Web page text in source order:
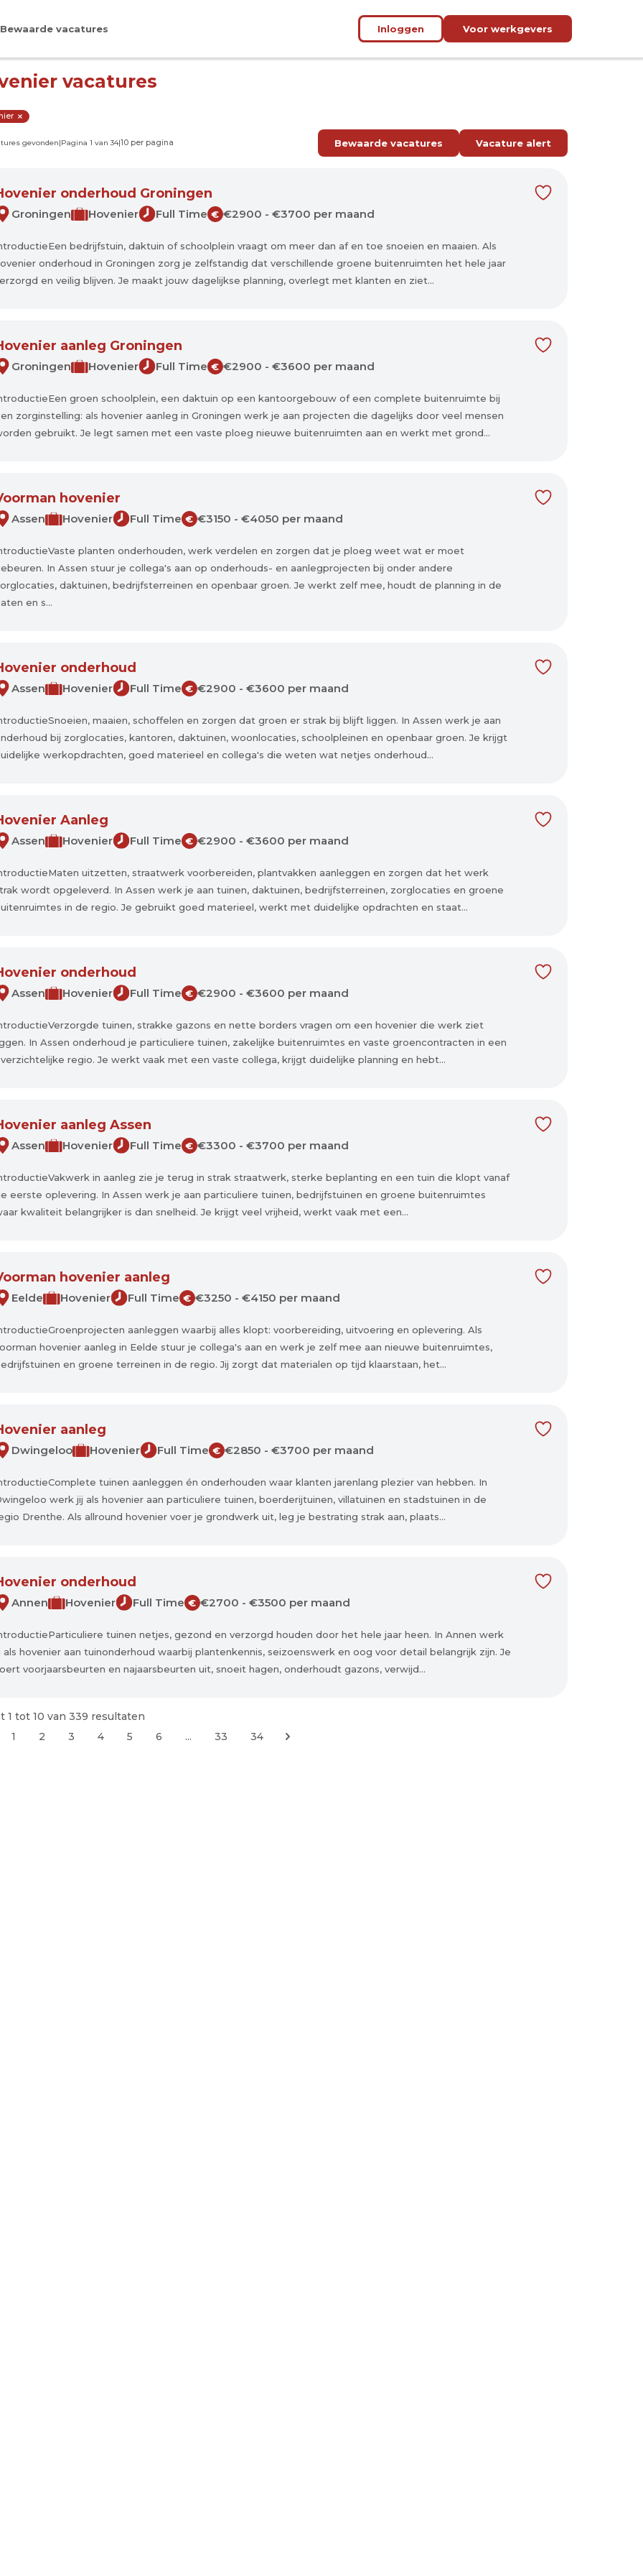
Bewaarde vacatures Inloggen Voor werkgevers
vacatures
gevonden|Pagina 1 van 34| Bewaarde vacatures Vacature alert
onderhoud Groningen
Groningen Hovenier Full Time € €2900 - €3700 per maand
bedrijfstuin, daktuin of schoolplein vraagt om meer dan af en toe snoeien en maaien. Als
onderhoud in Groningen zorg je zelfstandig dat verschillende groene buitenruimten het hele jaar
en veilig blijven. Je maakt jouw dagelijkse planning, overlegt met klanten en ziet...
aanleg Groningen
Groningen Hovenier Full Time € €2900 - €3600 per maand
groen schoolplein, een daktuin op een kantoorgebouw of een complete buitenruimte bij
zorginstelling: als hovenier aanleg in Groningen werk je aan projecten die dagelijks door veel mensen
gebruikt. Je legt samen met een vaste ploeg nieuwe buitenruimten aan en werkt met grond...
hovenier
Assen Hovenier Full Time € €3150 - €4050 per maand
planten onderhouden, werk verdelen en zorgen dat je ploeg weet wat er moet
In Assen stuur je collega's aan op onderhouds- en aanlegprojecten bij onder andere
daktuinen, bedrijfsterreinen en openbaar groen. Je werkt zelf mee, houdt de planning in de
en s...
onderhoud
Assen Hovenier Full Time € €2900 - €3600 per maand
maaien, schoffelen en zorgen dat groen er strak bij blijft liggen. In Assen werk je aan
bij zorglocaties, kantoren, daktuinen, woonlocaties, schoolpleinen en openbaar groen. Je krijgt
werkopdrachten, goed materieel en collega's die weten wat netjes onderhoud...
Aanleg
Assen Hovenier Full Time € €2900 - €3600 per maand
uitzetten, straatwerk voorbereiden, plantvakken aanleggen en zorgen dat het werk
wordt opgeleverd. In Assen werk je aan tuinen, daktuinen, bedrijfsterreinen, zorglocaties en groene
in de regio. Je gebruikt goed materieel, werkt met duidelijke opdrachten en staat...
onderhoud
Assen Hovenier Full Time € €2900 - €3600 per maand
tuinen, strakke gazons en nette borders vragen om een hovenier die werk ziet
In Assen onderhoud je particuliere tuinen, zakelijke buitenruimtes en vaste groencontracten in een
regio. Je werkt vaak met een vaste collega, krijgt duidelijke planning en hebt...
aanleg Assen
Assen Hovenier Full Time € €3300 - €3700 per maand
in aanleg zie je terug in strak straatwerk, sterke beplanting en een tuin die klopt vanaf
eerste oplevering. In Assen werk je aan particuliere tuinen, bedrijfstuinen en groene buitenruimtes
kwaliteit belangrijker is dan snelheid. Je krijgt veel vrijheid, werkt vaak met een...
hovenier aanleg
Eelde Hovenier Full Time € €3250 - €4150 per maand
aanleggen waarbij alles klopt: voorbereiding, uitvoering en oplevering. Als
hovenier aanleg in Eelde stuur je collega's aan en werk je zelf mee aan nieuwe buitenruimtes,
en groene terreinen in de regio. Jij zorgt dat materialen op tijd klaarstaan, het...
aanleg
Dwingeloo Hovenier Full Time € €2850 - €3700 per maand
tuinen aanleggen én onderhouden waar klanten jarenlang plezier van hebben. In
werk jij als hovenier aan particuliere tuinen, boerderijtuinen, villatuinen en stadstuinen in de
Drenthe. Als allround hovenier voer je grondwerk uit, leg je bestrating strak aan, plaats...
onderhoud
Annen Hovenier Full Time € €2700 - €3500 per maand
tuinen netjes, gezond en verzorgd houden door het hele jaar heen. In Annen werk
als hovenier aan tuinonderhoud waarbij plantenkennis, seizoenswerk en oog voor detail belangrijk zijn. Je
voorjaarsbeurten en najaarsbeurten uit, snoeit hagen, onderhoudt gazons, verwijd...
1 tot 10 van 339 resultaten
1
2 3 4 5 6 ... 33 34